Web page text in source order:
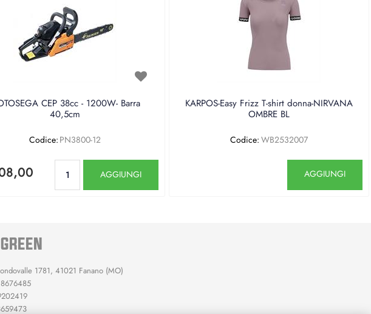
CEP 38cc - 1200W- Barra
40,5cm
Codice: PN3800-12
AGGIUNGI
KARPOS-Easy Frizz T-shirt donna-NIRVANA
OMBRE BL
Codice: WB2532007
AGGIUNGI
1781, 41021 Fanano (MO)